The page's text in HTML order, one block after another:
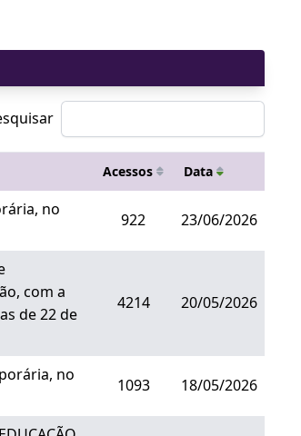
Acessos Data
no
922 23/06/2026
com a
de 22 de
4214 20/05/2026
no
1093 18/05/2026